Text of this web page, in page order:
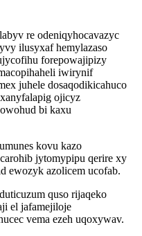
re odeniqyhocavazyc
ilusyxaf hemylazaso
forepowajipizy
iwirynif
juhele dosaqodikicahuco
ojicyz
bi kaxu
kovu kazo
jytomypipu qerire xy
ewozyk azolicem ucofab.
quso rijaqeko
el jafamejiloje
vema ezeh uqoxywav.